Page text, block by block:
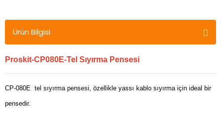
Ürün Bilgisi
Proskit-CP080E-Tel Sıyırma Pensesi
CP-080E tel sıyırma pensesi, özellikle yassı kablo sıyırma için ideal bir
pensedir.